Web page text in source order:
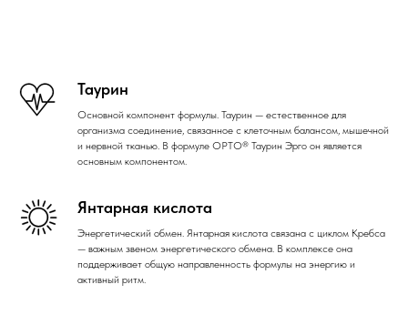
Таурин
Основной компонент формулы. Таурин — естественное для
организма соединение, связанное с клеточным балансом, мышечной
и нервной тканью. В формуле ОРТО® Таурин Эрго он является
основным компонентом.
Янтарная кислота
Энергетический обмен. Янтарная кислота связана с циклом Кребса
— важным звеном энергетического обмена. В комплексе она
поддерживает общую направленность формулы на энергию и
активный ритм.